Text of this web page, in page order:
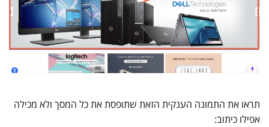
תראו את התמונה הענקית הזאת שתופסת את כל המסך ולא מכילה
אפילו כיתוב: